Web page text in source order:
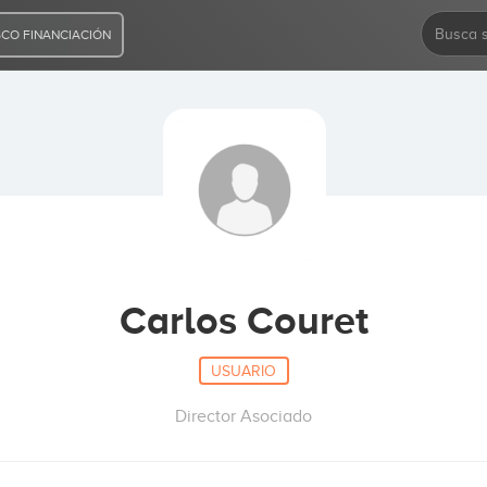
FINANCIACIÓN
Carlos Couret
USUARIO
Director Asociado